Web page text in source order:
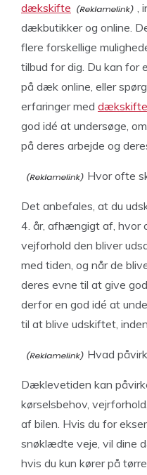
dækskifte
,
dækbutikker og online.
flere forskellige
tilbud for dig. Du kan for
på dæk online, eller
erfaringer med dækskifte
god idé at undersøge,
på deres arbejde og
Hvor ofte
Det anbefales, at du
4. år, afhængigt af, hvor
vejforhold den bliver
med tiden, og når de
deres evne til at give
derfor en god idé at
til at blive udskiftet,
Hvad
Dæklevetiden kan
kørselsbehov,
af bilen. Hvis du for
snøklædte veje, vil dine
hvis du kun kører på